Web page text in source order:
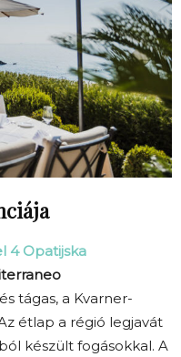
4 Opatijska
tágas, a Kvarner-
étlap a régió legjavát
készült fogásokkal. A